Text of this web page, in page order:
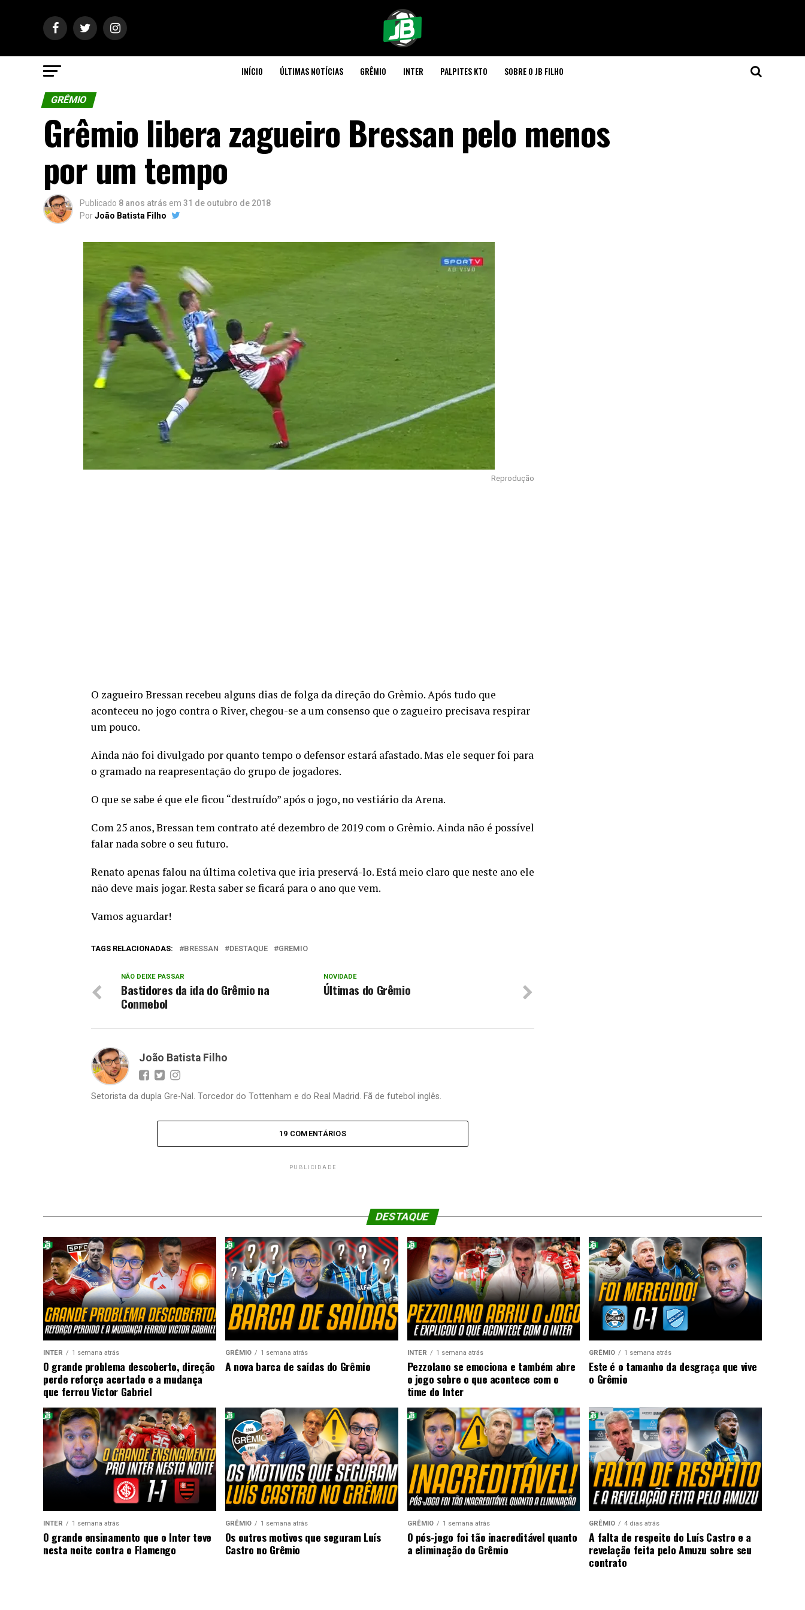
INÍCIO ÚLTIMAS NOTÍCIAS GRÊMIO INTER PALPITES KTO SOBRE O JB FILHO
GRÊMIO
Grêmio libera zagueiro Bressan pelo menos
por um tempo
Publicado 8 anos atrás em 31 de outubro de 2018
PorJoão Batista Filho
Reprodução
O zagueiro Bressan recebeu alguns dias de folga da direção do Grêmio. Após tudo que
aconteceu no jogo contra o River, chegou-se a um consenso que o zagueiro precisava respirar
um pouco.
Ainda não foi divulgado por quanto tempo o defensor estará afastado. Mas ele sequer foi para
o gramado na reapresentação do grupo de jogadores.
O que se sabe é que ele ficou “destruído” após o jogo, no vestiário da Arena.
Com 25 anos, Bressan tem contrato até dezembro de 2019 com o Grêmio. Ainda não é possível
falar nada sobre o seu futuro.
Renato apenas falou na última coletiva que iria preservá-lo. Está meio claro que neste ano ele
não deve mais jogar. Resta saber se ficará para o ano que vem.
Vamos aguardar!
TAGS RELACIONADAS: BRESSAN DESTAQUE GREMIO
NOVIDADE
Últimas do Grêmio
NÃO DEIXE PASSAR
Bastidores da ida do Grêmio na
Conmebol
João Batista Filho
Setorista da dupla Gre-Nal. Torcedor do Tottenham e do Real Madrid. Fã de futebol inglês.
19 COMENTÁRIOS
PUBLICIDADE
DESTAQUE
INTER 1 semana atrás
O grande problema descoberto, direção
perde reforço acertado e a mudança
que ferrou Victor Gabriel
GRÊMIO 1 semana atrás
A nova barca de saídas do Grêmio
INTER 1 semana atrás
Pezzolano se emociona e também abre
o jogo sobre o que acontece com o
time do Inter
GRÊMIO 1 semana atrás
Este é o tamanho da desgraça que vive
o Grêmio
INTER 1 semana atrás
O grande ensinamento que o Inter teve
nesta noite contra o Flamengo
GRÊMIO 1 semana atrás
Os outros motivos que seguram Luís
Castro no Grêmio
GRÊMIO 1 semana atrás
O pós-jogo foi tão inacreditável quanto
a eliminação do Grêmio
GRÊMIO 4 dias atrás
A falta de respeito do Luís Castro e a
revelação feita pelo Amuzu sobre seu
contrato